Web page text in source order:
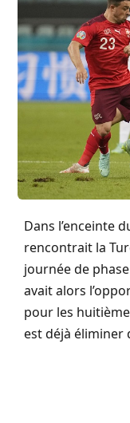
Dans l’enceinte
rencontrait la
journée de
avait alors
pour les
est déjà éliminer